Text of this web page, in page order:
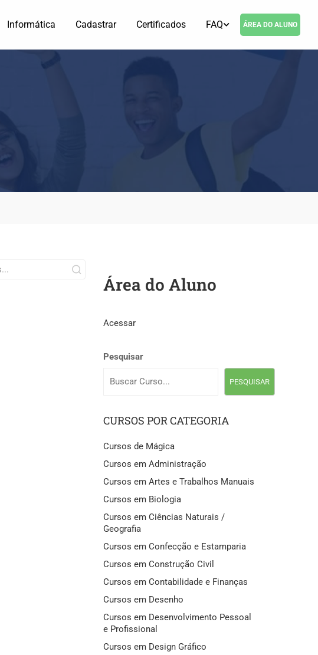
Informática Cadastrar Certificados FAQ ÁREA DO ALUNO
Área do Aluno
Acessar
Pesquisar
PESQUISAR
CURSOS POR CATEGORIA
Cursos de Mágica
Cursos em Administração
Cursos em Artes e Trabalhos Manuais
Cursos em Biologia
Cursos em Ciências Naturais /
Geografia
Cursos em Confecção e Estamparia
Cursos em Construção Civil
Cursos em Contabilidade e Finanças
Cursos em Desenho
Cursos em Desenvolvimento Pessoal
e Profissional
Cursos em Design Gráfico